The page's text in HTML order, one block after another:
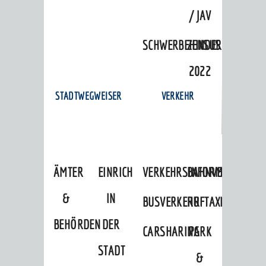
/ JAV
ZENSUS
2022
STADTWEGWEISER
ÄMTER
&
BEHÖRDEN
EINRICHTUNGEN
IN
DER
STADT
VERKEHR
VERKEHRSINFORMATIONEN
BAHNVERKEHR
BUSVERKEHRRUFTAXI
CARSHARINGPARK
&